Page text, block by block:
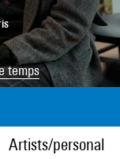
temps
Artists/